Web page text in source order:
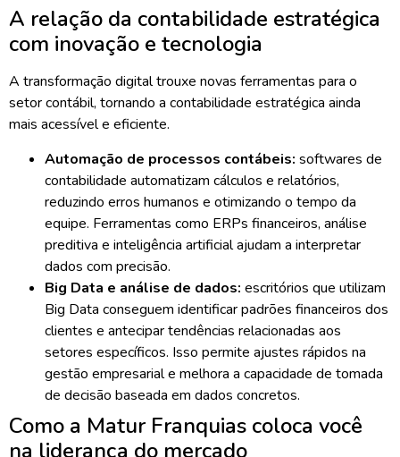
A relação da contabilidade estratégica
com inovação e tecnologia
A transformação digitaltrouxe novas ferramentas para o
setor contábil, tornando a contabilidade estratégica ainda
mais acessível e eficiente.
Automação de processos contábeis: softwares de
contabilidade automatizam cálculos e relatórios,
reduzindo erros humanos e otimizando o tempo da
equipe. Ferramentas como ERPs financeiros, análise
preditiva e inteligência artificial ajudam a interpretar
dados com precisão.
Big Data e análise de dados: escritórios que utilizam
Big Data conseguem identificar padrões financeiros dos
clientes e antecipar tendências relacionadas aos
setores específicos. Isso permite ajustes rápidos na
gestão empresarial e melhora a capacidade de tomada
de decisão baseada em dados concretos.
Como a Matur Franquias coloca você
na liderança do mercado